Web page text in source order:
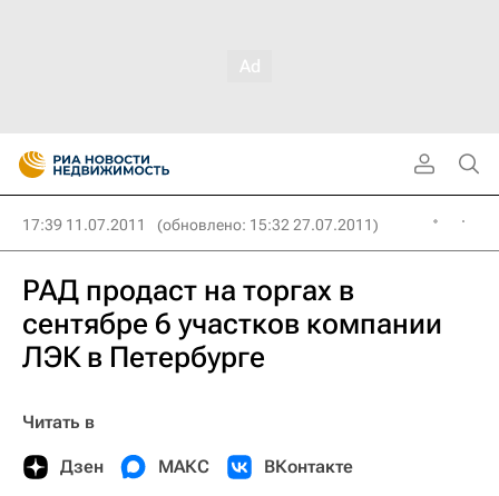
17:39 11.07.2011 (обновлено: 15:32 27.07.2011)
РАД продаст на торгах в
сентябре 6 участков компании
ЛЭК в Петербурге
Читать в
Дзен МАКС ВКонтакте